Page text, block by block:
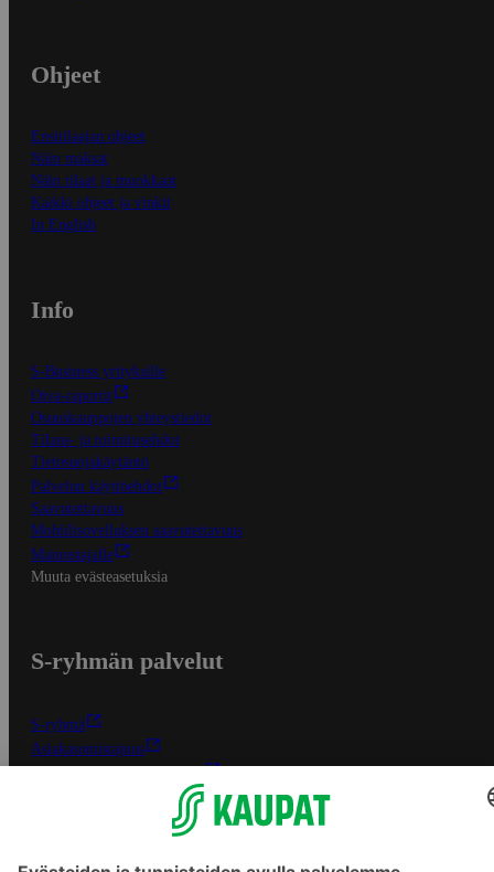
Ohjeet
Ensitilaajan ohjeet
Näin maksat
Näin tilaat ja muokkaat
Kaikki ohjeet ja vinkit
In English
Info
S-Business yrityksille
Oiva-raportit
Osuuskauppojen yhteystiedot
Tilaus- ja toimitusehdot
Tietosuojakäytäntö
Palvelun käyttöehdot
Saavutettavuus
Mobiilisovelluksen saavutettavuus
Mainostajalle
Muuta evästeasetuksia
S-ryhmän palvelut
S-ryhmä
Asiakasomistajuus